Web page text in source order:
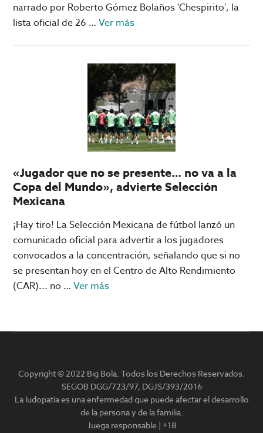
narrado por Roberto Gómez Bolaños 'Chespirito', la
lista oficial de 26 …Ver másacerca
lanza
LISTA
OFICIAL
para
el
Mundial
«Jugador que no se presente… no va a la
Copa del Mundo», advierte Selección
Mexicana
¡Hay tiro! La Selección Mexicana de fútbol lanzó un
comunicado oficial para advertir a los jugadores
convocados a la concentración, señalando que si no
se presentan hoy en el Centro de Alto Rendimiento
(CAR)... no …Ver másacerca
que
presente…
no
a
Copyright © 2022 Big Bola. Todos los Derechos Reservados.
SEGOB DGG/723/97, DGJS/393/2016
La ludopatía es una enfermedad que puede afectar el desarrollo
de la persona y de la familia.
Juega responsable | +18